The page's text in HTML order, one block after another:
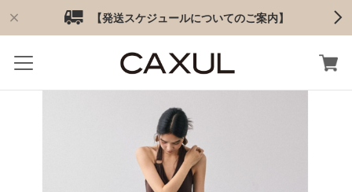
【発送スケジュールについてのご案内】